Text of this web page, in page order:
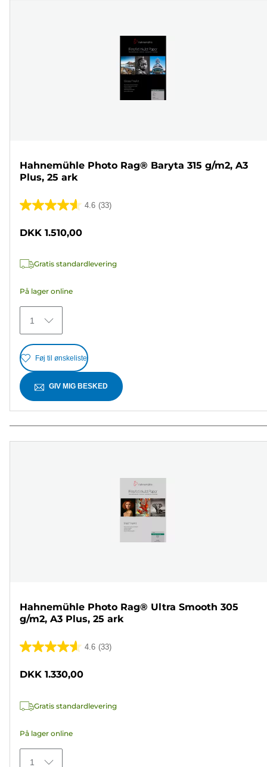
Hahnemühle Photo Rag® Baryta 315 g/m2, A3
Plus, 25 ark
4.6 (33)
4.6
af
stjerner.
anmeldelser
DKK 1.510,00
Gratis standardlevering
På lager online
1
Føj til ønskeliste
GIV MIG BESKED
Hahnemühle Photo Rag® Ultra Smooth 305
g/m2, A3 Plus, 25 ark
4.6 (33)
4.6
stjerner.
anmeldelser
DKK 1.330,00
Gratis standardlevering
På lager online
1